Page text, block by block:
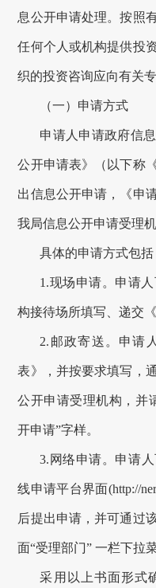
息公开申请处理。按照
任何个人或机构提供投
织的投资咨询应向有关
（一）申请方式
申请人申请政府信息
公开申请表》（以下称
出信息公开申请，《申
我局信息公开申请受理机
具体的申请方式包括
1.现场申请。申请
构接待场所填写、递交《
2. 邮政寄送 。申请
表》，并按要求填写，
公开申请受理机构，并
开申请”字样。
3. 网络申请。 申请
线申请平台界面(http://
后提出申请，并可通过
面“受理部门” 一栏下拉
采用以上书面形式